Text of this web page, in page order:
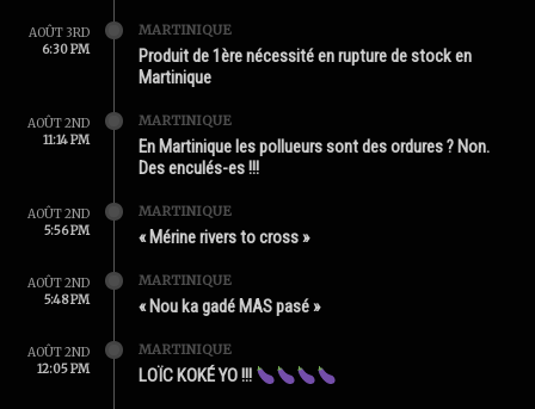
AOÛT 3RD
6:30 PM
MARTINIQUE
Produit de 1ère nécessité en rupture de stock en
Martinique
AOÛT 2ND
11:14 PM
MARTINIQUE
En Martinique les pollueurs sont des ordures ? Non.
Des enculés-es !!!
AOÛT 2ND
5:56 PM
MARTINIQUE
« Mérine rivers to cross »
AOÛT 2ND
5:48 PM
MARTINIQUE
« Nou ka gadé MAS pasé »
AOÛT 2ND
12:05 PM
MARTINIQUE
LOÏC KOKÉ YO !!!